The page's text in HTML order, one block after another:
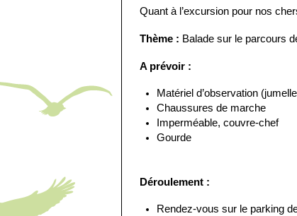
Quant à l’excursion pour nos
Thème : Balade sur le parcours
A prévoir :
Matériel d’observation
Chaussures de marche
Imperméable, couvre-chef
Gourde
Déroulement :
Rendez-vous sur le parking